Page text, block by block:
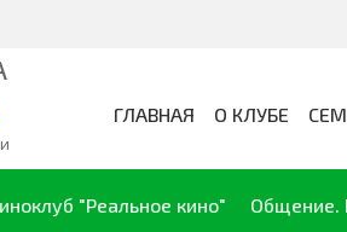
ГЛАВНАЯ О КЛУБЕ
"Реальное кино" Общение.